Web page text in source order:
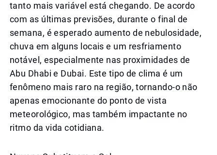
tanto mais variável está chegando. De acordo
com as últimas previsões, durante o final de
semana, é esperado aumento de nebulosidade,
chuva em alguns locais e um resfriamento
notável, especialmente nas proximidades de
Abu Dhabi e Dubai. Este tipo de clima é um
fenômeno mais raro na região, tornando-o não
apenas emocionante do ponto de vista
meteorológico, mas também impactante no
ritmo da vida cotidiana.